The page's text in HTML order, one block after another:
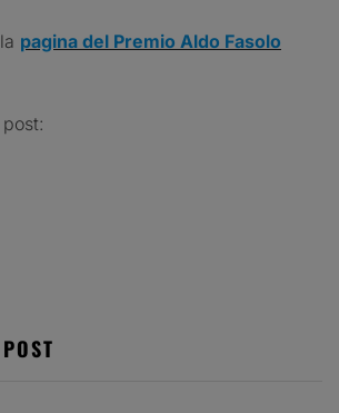
pagina del Premio Aldo Fasolo